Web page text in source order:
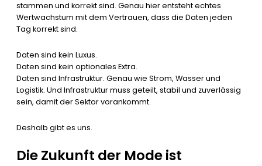
stammen und korrekt sind. Genau hier entsteht echtes
Wertwachstum mit dem Vertrauen, dass die Daten jeden
Tag korrekt sind.
Daten sind kein Luxus.
Daten sind kein optionales Extra.
Daten sind Infrastruktur. Genau wie Strom, Wasser und
Logistik. Und Infrastruktur muss geteilt, stabil und zuverlässig
sein, damit der Sektor vorankommt.
Deshalb gibt es uns.
Die Zukunft der Mode ist